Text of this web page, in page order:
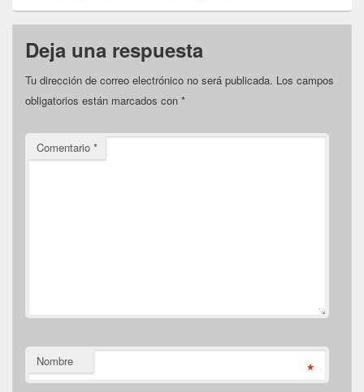
Deja una respuesta
Tu dirección de correo electrónico no será publicada. Los campos
obligatorios están marcados con *
Comentario *
Nombre *